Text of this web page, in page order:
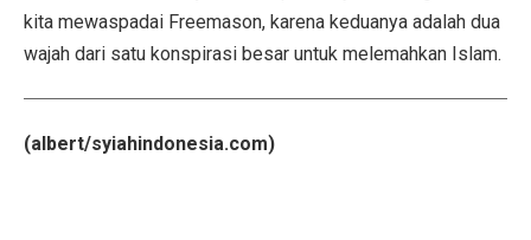
kita mewaspadai Freemason, karena keduanya adalah dua
wajah dari satu konspirasi besar untuk melemahkan Islam.
(albert/syiahindonesia.com)